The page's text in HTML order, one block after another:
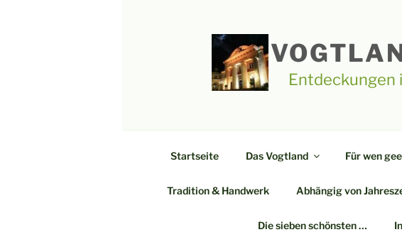
Entdeckungen
Startseite Das Vogtland Für wen
Tradition & Handwerk Abhängig von
Die sieben schönsten …